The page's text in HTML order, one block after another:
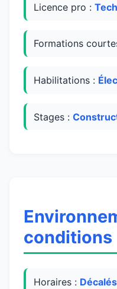
Licence pro :
Formations
Habilitations :
Stages :
conditions
Horaires :